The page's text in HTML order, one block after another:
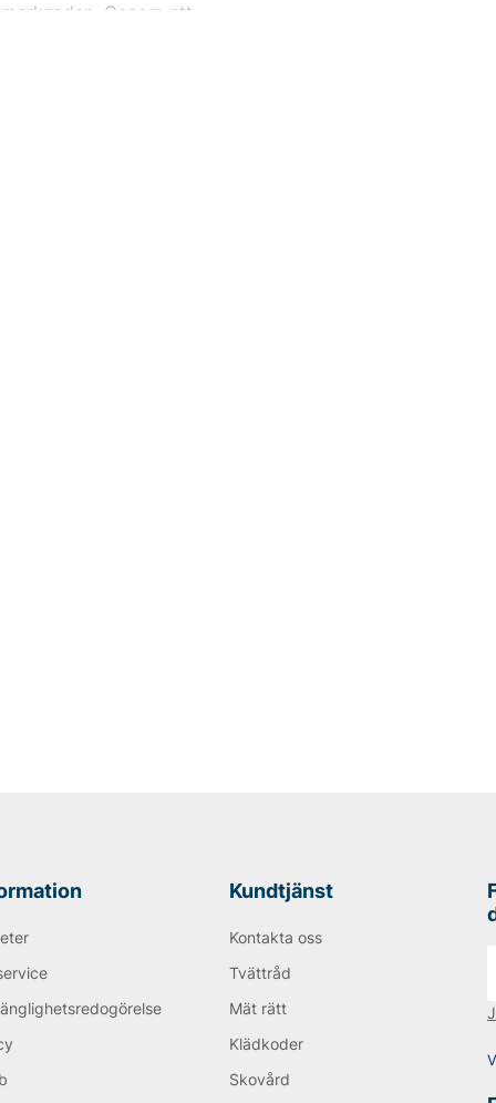
Genom att
säkerställer de att
och snören till
är designade för
självklarhet för varje
eleganta skor, har 2go
på dina skor.
gör att du kan njuta
skydda
över tid.
skyddar och underhåller
är varumärket
2gos produkter kan
alltid ser bra ut.
som gör skovård
stil och hållbarhet. Besök
Kundtjänst
Kontakta oss
Tvättråd
Mät rätt
Klädkoder
Skovård